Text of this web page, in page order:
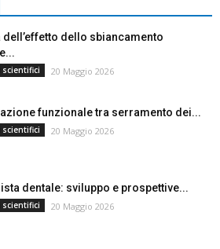
dell’effetto dello sbiancamento
20 Maggio 2026
funzionale tra serramento dei...
20 Maggio 2026
dentale: sviluppo e prospettive...
20 Maggio 2026